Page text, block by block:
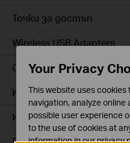
Точки за достъп
Wireless USB Adapters
Cloud камери
Интелигентни
Интелигентно
Your Privacy
This website uses
navigation, analyze
possible user experience
to the use of cookies at
information in ourprivacy